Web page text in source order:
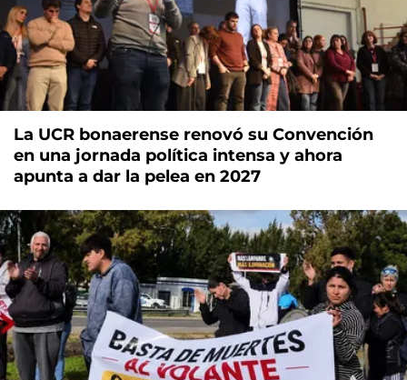
La UCR bonaerense renovó su Convención
en una jornada política intensa y ahora
apunta a dar la pelea en 2027